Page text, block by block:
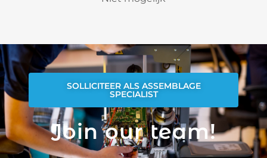
SOLLICITEER ALS ASSEMBLAGE
SPECIALIST
Join our team!